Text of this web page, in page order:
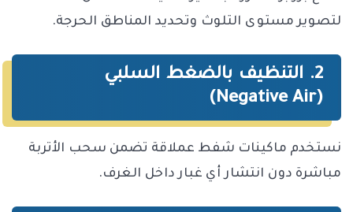
لتصوير مستوى التلوث وتحديد المناطق الحرجة.
2. التنظيف بالضغط السلبي
(Negative Air)
نستخدم ماكينات شفط عملاقة تضمن سحب الأتربة
مباشرة دون انتشار أي غبار داخل الغرف.